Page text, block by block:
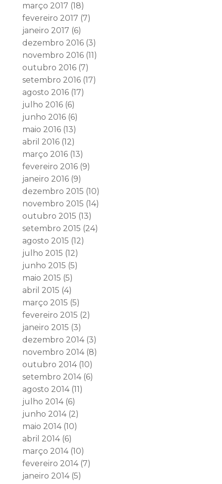
março 2017 (18)
fevereiro 2017 (7)
janeiro 2017 (6)
dezembro 2016(3)
novembro 2016(11)
outubro 2016(7)
setembro 2016(17)
agosto 2016(17)
julho 2016(6)
junho 2016(6)
maio 2016(13)
abril 2016(12)
março 2016(13)
fevereiro 2016(9)
janeiro 2016(9)
dezembro 2015 (10)
novembro 2015 (14)
outubro 2015 (13)
setembro 2015 (24)
agosto 2015 (12)
julho 2015 (12)
junho 2015 (5)
maio 2015 (5)
abril 2015 (4)
março 2015 (5)
fevereiro 2015 (2)
janeiro 2015 (3)
dezembro 2014(3)
novembro 2014(8)
outubro 2014(10)
setembro 2014(6)
agosto 2014(11)
julho 2014(6)
junho 2014(2)
maio 2014(10)
abril 2014(6)
março 2014(10)
fevereiro 2014(7)
janeiro 2014(5)